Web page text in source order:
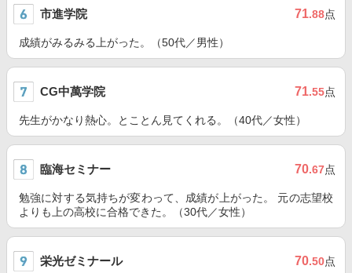
市進学院 71.88点
成績がみるみる上がった。（50代／男性）
CG中萬学院 71.55点
先生がかなり熱心。とことん見てくれる。（40代／女性）
臨海セミナー 70.67点
勉強に対する気持ちが変わって、成績が上がった。 元の志望校
よりも上の高校に合格できた。（30代／女性）
栄光ゼミナール 70.50点